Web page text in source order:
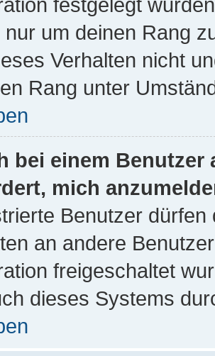
nur um deinen Rang
Verhalten nicht
Rang unter
bei einem
mich
Benutzer
an andere
freigeschaltet
dieses Systems